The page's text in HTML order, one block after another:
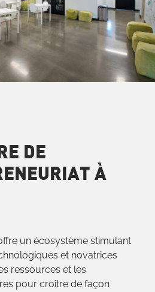
DE
À
un écosystème stimulant
et novatrices
ressources et les
pour croître de façon